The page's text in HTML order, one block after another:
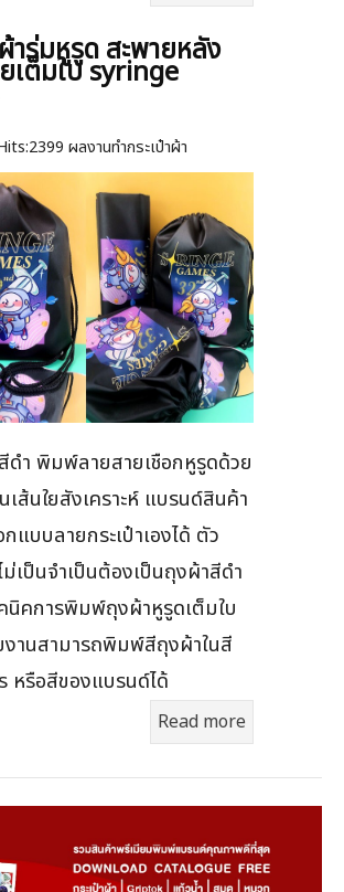
ร่มหูรูด สะพายหลัง
เต็มใบ syringe
2399 ผลงานทำกระเป๋าผ้า
ดำ พิมพ์ลายสายเชือกหูรูดด้วย
ส้นใยสังเคราะห์ แบรนด์สินค้า
แบบลายกระเป๋าเองได้ ตัว
ม่เป็นจำเป็นต้องเป็นถุงผ้าสีดำ
นิคการพิมพ์ถุงผ้าหูรูดเต็มใบ
งานสามารถพิมพ์สีถุงผ้าในสี
หรือสีของแบรนด์ได้
Read more